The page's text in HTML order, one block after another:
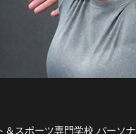
＆スポーツ専門学校 パーソ